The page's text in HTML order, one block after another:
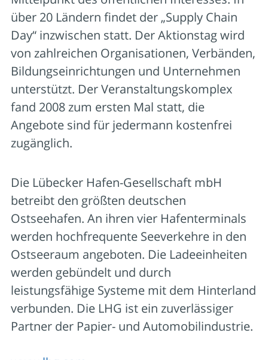
über 20 Ländern findet der „Supply Chain
Day“ inzwischen statt. Der Aktionstag wird
von zahlreichen Organisationen, Verbänden,
Bildungseinrichtungen und Unternehmen
unterstützt. Der Veranstaltungskomplex
fand 2008 zum ersten Mal statt, die
Angebote sind für jedermann kostenfrei
zugänglich.
Die Lübecker Hafen-Gesellschaft mbH
betreibt den größten deutschen
Ostseehafen. An ihren vier Hafenterminals
werden hochfrequente Seeverkehre in den
Ostseeraum angeboten. Die Ladeeinheiten
werden gebündelt und durch
leistungsfähige Systeme mit dem Hinterland
verbunden. Die LHG ist ein zuverlässiger
Partner der Papier- und Automobilindustrie.